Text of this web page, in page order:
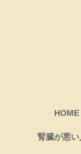
HOME
腎臓が悪い